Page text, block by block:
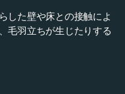
した壁や床との接触によ
毛羽立ちが生じたりする